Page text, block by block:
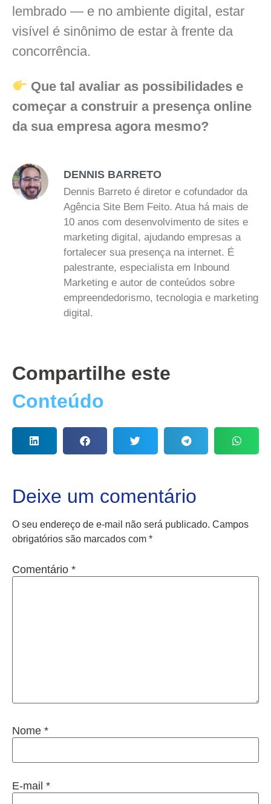
lembrado — e no ambiente digital, estar
visível é sinônimo de estar à frente da
concorrência.
Que tal avaliar as possibilidades e
começar a construir a presença online
da sua empresa agora mesmo?
DENNIS BARRETO
Dennis Barreto é diretor e cofundador da
Agência Site Bem Feito. Atua há mais de
10 anos com desenvolvimento de sites e
marketing digital, ajudando empresas a
fortalecer sua presença na internet. É
palestrante, especialista em Inbound
Marketing e autor de conteúdos sobre
empreendedorismo, tecnologia e marketing
digital.
Compartilhe este
Conteúdo
Deixe um comentário
O seu endereço de e-mail não será publicado. Campos
obrigatórios são marcados com *
Comentário *
Nome *
E-mail *